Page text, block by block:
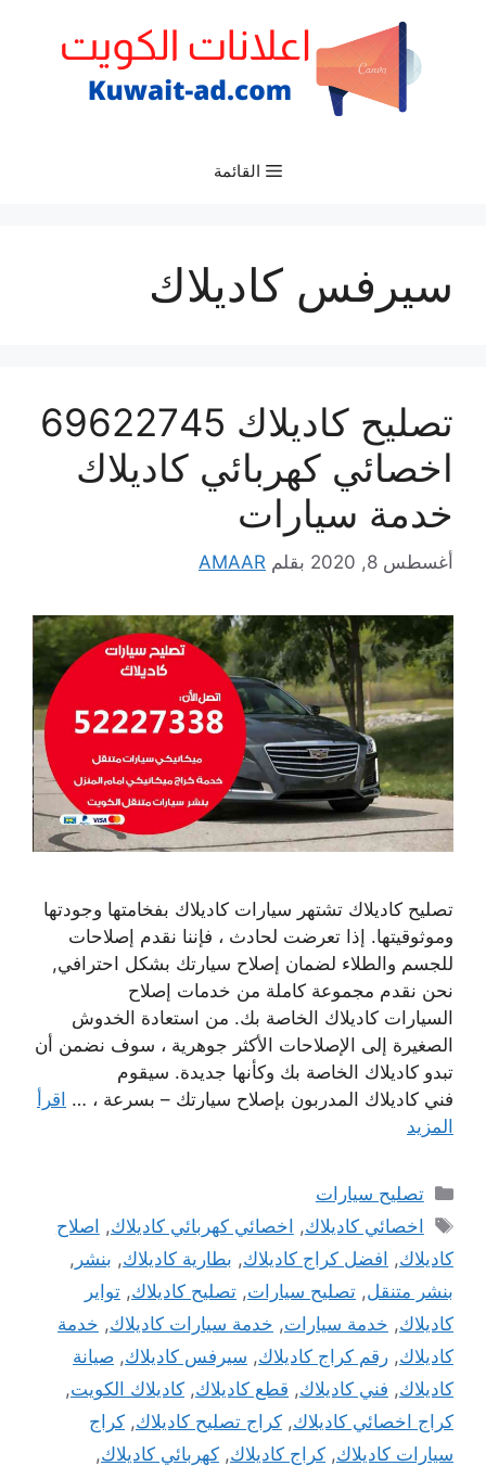
القائمة
سيرفس كاديلاك
تصليح كاديلاك 69622745
اخصائي كهربائي كاديلاك
خدمة سيارات
أغسطس 8, 2020 بقلم AMAAR
تصليح كاديلاك تشتهر سيارات كاديلاك بفخامتها وجودتها
وموثوقيتها. إذا تعرضت لحادث ، فإننا نقدم إصلاحات
للجسم والطلاء لضمان إصلاح سيارتك بشكل احترافي,
نحن نقدم مجموعة كاملة من خدمات إصلاح
السيارات كاديلاك الخاصة بك. من استعادة الخدوش
الصغيرة إلى الإصلاحات الأكثر جوهرية ، سوف نضمن أن
تبدو كاديلاك الخاصة بك وكأنها جديدة. سيقوم
فني كاديلاك المدربون بإصلاح سيارتك – بسرعة ، … اقرأ
المزيد
التصنيفات
تصليح سيارات
الوسوم
اخصائي كاديلاك, اخصائي كهربائي كاديلاك, اصلاح
كاديلاك, افضل كراج كاديلاك, بطارية كاديلاك, بنشر ,
بنشر متنقل, تصليح سيارات, تصليح كاديلاك, تواير
كاديلاك, خدمة سيارات, خدمة سيارات كاديلاك, خدمة
كاديلاك, رقم كراج كاديلاك, سيرفس كاديلاك, صيانة
كاديلاك, فني كاديلاك, قطع كاديلاك, كاديلاك الكويت,
كراج اخصائي كاديلاك, كراج تصليح كاديلاك, كراج
سيارات كاديلاك, كراج كاديلاك, كهربائي كاديلاك,